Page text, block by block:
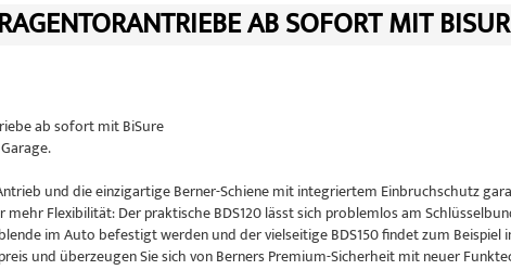
AB SOFORT MIT
ab sofort mit BiSure
und die einzigartige Berner-Schiene mit integriertem Einbruchschutz
Flexibilität: Der praktische BDS120 lässt sich problemlos am
im Auto befestigt werden und der vielseitige BDS150 findet zum Beispiel
und überzeugen Sie sich von Berners Premium-Sicherheit mit neuer